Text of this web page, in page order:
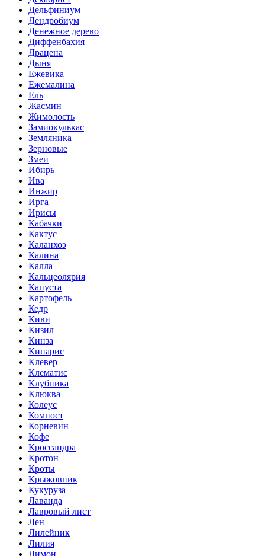
Дельфиниум
Дендробиум
Денежное дерево
Диффенбахия
Драцена
Дыня
Ежевика
Ежемалина
Ель
Жасмин
Жимолость
Замиокулькас
Земляника
Зерновые
Змеи
Ибирь
Ива
Инжир
Ирга
Ирисы
Кабачки
Кактус
Каланхоэ
Калина
Калла
Кальцеолярия
Капуста
Картофель
Кедр
Киви
Кизил
Кинза
Кипарис
Клевер
Клематис
Клубника
Клюква
Колеус
Компост
Корневин
Кофе
Кроссандра
Кротон
Кроты
Крыжовник
Кукуруза
Лаванда
Лавровый лист
Лен
Лилейник
Лилия
Лимон